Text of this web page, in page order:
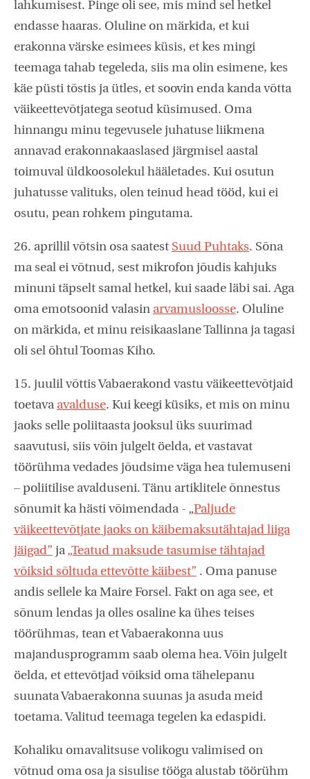
lahkumisest. Pinge oli see, mis mind sel hetkel
endasse haaras. Oluline on märkida, et kui
erakonna värske esimees küsis, et kes mingi
teemaga tahab tegeleda, siis ma olin esimene, kes
käe püsti tõstis ja ütles, et soovin enda kanda võtta
väikeettevõtjatega seotud küsimused. Oma
hinnangu minu tegevusele juhatuse liikmena
annavad erakonnakaaslased järgmisel aastal
toimuval üldkoosolekul hääletades. Kui osutun
juhatusse valituks, olen teinud head tööd, kui ei
osutu, pean rohkem pingutama.
26. aprillil võtsin osa saatest Suud Puhtaks. Sõna
ma seal ei võtnud, sest mikrofon jõudis kahjuks
minuni täpselt samal hetkel, kui saade läbi sai. Aga
oma emotsoonid valasin arvamusloosse. Oluline
on märkida, et minu reisikaaslane Tallinna ja tagasi
oli sel õhtul Toomas Kiho.
15. juulil võttis Vabaerakond vastu väikeettevõtjaid
toetava avalduse. Kui keegi küsiks, et mis on minu
jaoks selle poliitaasta jooksul üks suurimad
saavutusi, siis võin julgelt öelda, et vastavat
töörühma vedades jõudsime väga hea tulemuseni
– poliitilise avalduseni. Tänu artiklitele õnnestus
sõnumit ka hästi võimendada - „Paljude
väikeettevõtjate jaoks on käibemaksutähtajad liiga
jäigad” ja„Teatud maksude tasumise tähtajad
võiksid sõltuda ettevõtte käibest” . Oma panuse
andis sellele ka Maire Forsel. Fakt on aga see, et
sõnum lendas ja olles osaline ka ühes teises
töörühmas, tean et Vabaerakonna uus
majandusprogramm saab olema hea. Võin julgelt
öelda, et ettevõtjad võiksid oma tähelepanu
suunata Vabaerakonna suunas ja asuda meid
toetama. Valitud teemaga tegelen ka edaspidi.
Kohaliku omavalitsuse volikogu valimised on
võtnud oma osa ja sisulise tööga alustab töörühm